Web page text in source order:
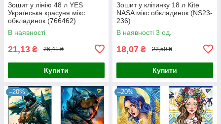
Зошит у лінію 48 л YES
Українська красуня мікс
обкладинок (766462)
В наявності
21,13 ₴ 26,41 ₴
Купити
Зошит у клітинку 18 л Kite
NASA мікс обкладинок (NS23-
236)
В наявності 3 од.
18,07 ₴ 22,59 ₴
Купити
–20% –20%